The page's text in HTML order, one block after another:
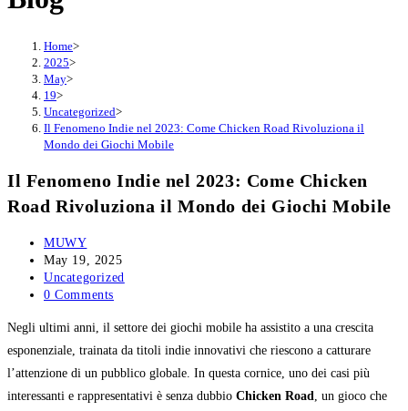
Home>
2025>
May>
19>
Uncategorized>
Il Fenomeno Indie nel 2023: Come Chicken Road Rivoluziona il
Mondo dei Giochi Mobile
Il Fenomeno Indie nel 2023: Come Chicken
Road Rivoluziona il Mondo dei Giochi Mobile
Post
author:
MUWY
Post
published:
May 19, 2025
Post
category:
Uncategorized
Post
0 Comments
Negli ultimi anni, il settore dei giochi mobile ha assistito a una crescita
esponenziale, trainata da titoli indie innovativi che riescono a catturare
l’attenzione di un pubblico globale. In questa cornice, uno dei casi più
interessanti e rappresentativi è senza dubbio Chicken Road, un gioco che